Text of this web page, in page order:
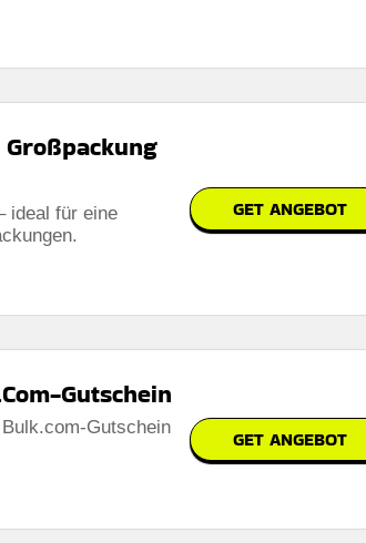
ideal für eine
GET ANGEBOT
Gutschein
Gutschein
GET ANGEBOT